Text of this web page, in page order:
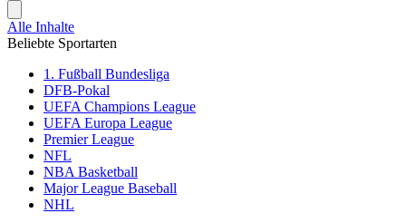
Alle Inhalte
Beliebte Sportarten
1. Fußball Bundesliga
DFB-Pokal
UEFA Champions League
UEFA Europa League
Premier League
NFL
NBA Basketball
Major League Baseball
NHL